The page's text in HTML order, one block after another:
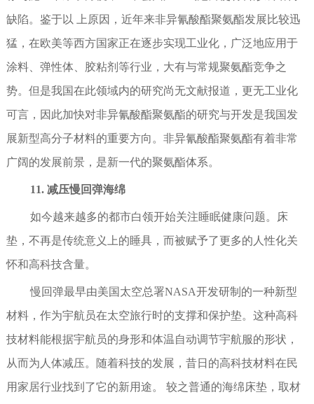
缺陷。鉴于以 上原因，近年来非异氰酸酯聚氨酯发展比较迅
猛，在欧美等西方国家正在逐步实现工业化，广泛地应用于
涂料、弹性体、胶粘剂等行业，大有与常规聚氨酯竞争之
势。但是我国在此领域内的研究尚无文献报道，更无工业化
可言，因此加快对非异氰酸酯聚氨酯的研究与开发是我国发
展新型高分子材料的重要方向。非异氰酸酯聚氨酯有着非常
广阔的发展前景，是新一代的聚氨酯体系。
11. 减压慢回弹海绵
如今越来越多的都市白领开始关注睡眠健康问题。床
垫，不再是传统意义上的睡具，而被赋予了更多的人性化关
怀和高科技含量。
慢回弹最早由美国太空总署NASA开发研制的一种新型
材料，作为宇航员在太空旅行时的支撑和保护垫。这种高科
技材料能根据宇航员的身形和体温自动调节宇航服的形状，
从而为人体减压。随着科技的发展，昔日的高科技材料在民
用家居行业找到了它的新用途。 较之普通的海绵床垫，取材